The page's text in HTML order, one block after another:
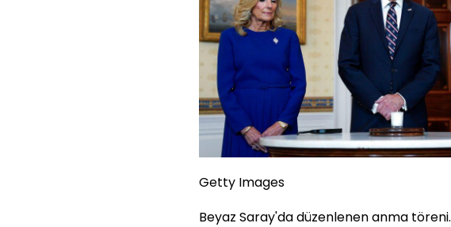
Getty Images
Beyaz Saray'da düzenlenen anma töreni.